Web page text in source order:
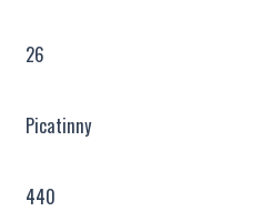
26
Picatinny
440